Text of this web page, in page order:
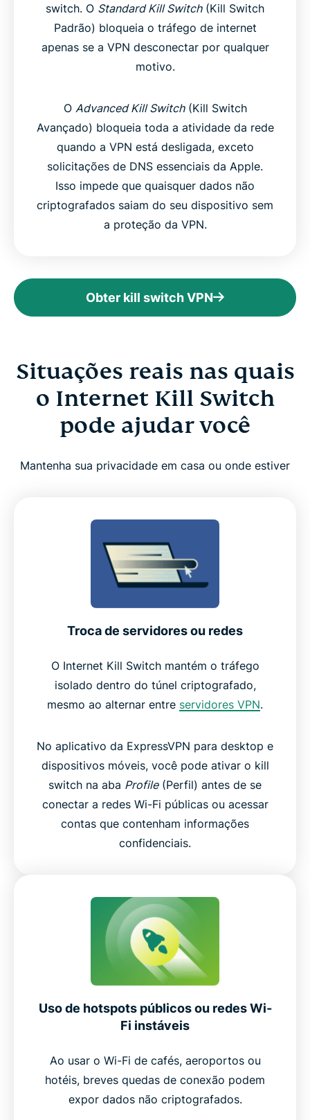
switch. O Standard Kill Switch(Kill Switch
Padrão) bloqueia o tráfego de internet
apenas se a VPN desconectar por qualquer
motivo.
O Advanced Kill Switch(Kill Switch
Avançado) bloqueia toda a atividade da rede
quando a VPN está desligada, exceto
solicitações de DNS essenciais da Apple.
Isso impede que quaisquer dados não
criptografados saiam do seu dispositivo sem
a proteção da VPN.
Obter kill switch VPN
Situações reais nas quais
o Internet Kill Switch
pode ajudar você
Mantenha sua privacidade em casa ou onde estiver
Troca de servidores ou redes
O Internet Kill Switch mantém o tráfego
isolado dentro do túnel criptografado,
mesmo ao alternar entre servidores VPN.
No aplicativo da ExpressVPN para desktop e
dispositivos móveis, você pode ativar o kill
switch na aba Profile(Perfil) antes de se
conectar a redes Wi-Fi públicas ou acessar
contas que contenham informações
confidenciais.
Uso de hotspots públicos ou redes Wi-
Fi instáveis
Ao usar o Wi-Fi de cafés, aeroportos ou
hotéis, breves quedas de conexão podem
expor dados não criptografados.